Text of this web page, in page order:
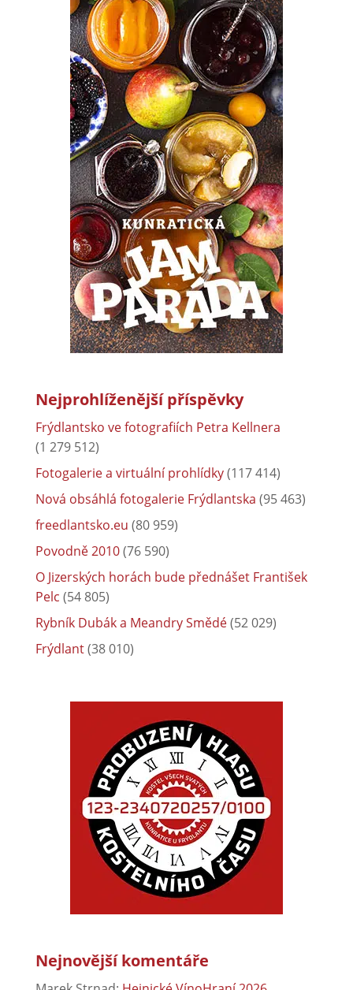
Nejprohlíženější příspěvky
Frýdlantsko ve fotografiích Petra Kellnera
(1 279 512)
Fotogalerie a virtuální prohlídky(117 414)
Nová obsáhlá fotogalerie Frýdlantska (95 463)
freedlantsko.eu (80 959)
Povodně 2010(76 590)
O Jizerských horách bude přednášet František
Pelc (54 805)
Rybník Dubák a Meandry Smědé(52 029)
Frýdlant(38 010)
Nejnovější komentáře